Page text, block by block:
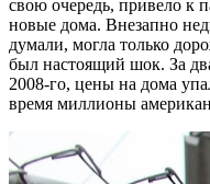
свою очередь, привело к
новые дома. Внезапно
думали, могла только
был настоящий шок. За
2008-го, цены на дома
время миллионы